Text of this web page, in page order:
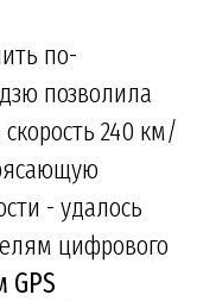
по-
позволила
240 км/
- удалось
цифрового